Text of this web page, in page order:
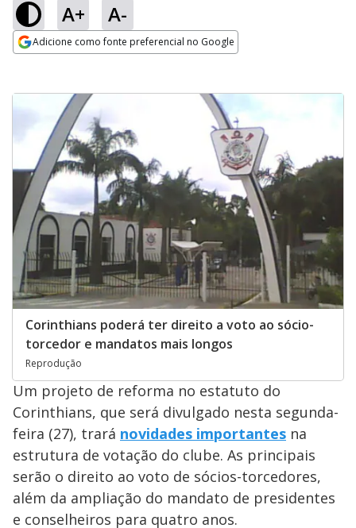
A+ A-
Adicione como fonte preferencial no Google
Corinthians poderá ter direito a voto ao sócio-
torcedor e mandatos mais longos
Reprodução
Um projeto de reforma no estatuto do
Corinthians, que será divulgado nesta segunda-
feira (27), trará novidades importantes na
estrutura de votação do clube. As principais
serão o direito ao voto de sócios-torcedores,
além da ampliação do mandato de presidentes
e conselheiros para quatro anos.